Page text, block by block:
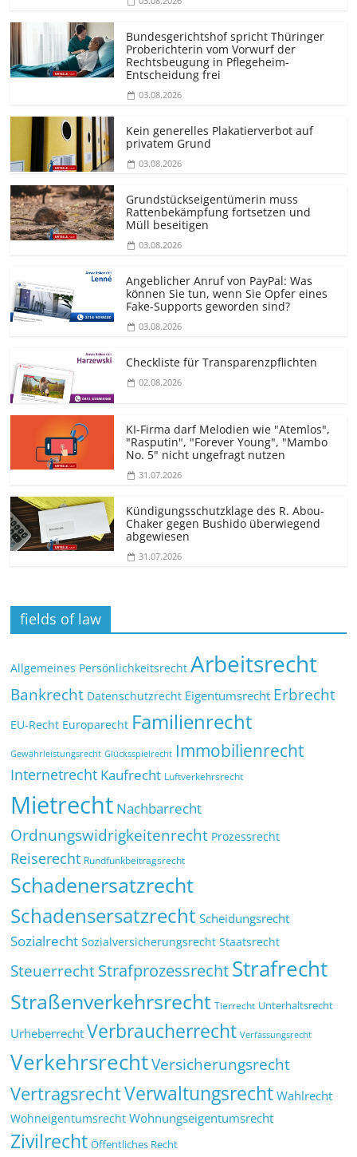
Bundesgerichtshof spricht Thüringer
Proberichterin vom Vorwurf der
Rechtsbeugung in Pflegeheim-
Entscheidung frei
03.08.2026
Kein generelles Plakatierverbot auf
privatem Grund
03.08.2026
Grundstücks­eigentümerin muss
Rattenbekämpfung fortsetzen und
Müll beseitigen
03.08.2026
Angeblicher Anruf von PayPal: Was
können Sie tun, wenn Sie Opfer eines
Fake-Supports geworden sind?
03.08.2026
Checkliste für Transparenz­pflichten
02.08.2026
KI-Firma darf Melodien wie "Atemlos",
"Rasputin", "Forever Young", "Mambo
No. 5" nicht ungefragt nutzen
31.07.2026
Kündigungs­schutzklage des R. Abou-
Chaker gegen Bushido überwiegend
abgewiesen
31.07.2026
fields of law
Allgemeines Persönlichkeitsrecht Arbeitsrecht
Bankrecht Datenschutzrecht Eigentumsrecht Erbrecht
EU-Recht Europarecht Familienrecht
Gewährleistungsrecht Glücksspielrecht Immobilienrecht
Internetrecht Kaufrecht Luftverkehrsrecht
Mietrecht Nachbarrecht
Ordnungswidrigkeitenrecht Prozessrecht
Reiserecht Rundfunkbeitragsrecht
Schadenersatzrecht
Schadensersatzrecht Scheidungsrecht
Sozialrecht Sozialversicherungsrecht Staatsrecht
SteuerrechtStrafprozessrechtStrafrecht
Straßenverkehrsrecht Tierrecht Unterhaltsrecht
Urheberrecht Verbraucherrecht Verfassungsrecht
VerkehrsrechtVersicherungsrecht
VertragsrechtVerwaltungsrecht Wahlrecht
Wohneigentumsrecht Wohnungseigentumsrecht
Zivilrecht Öffentliches Recht